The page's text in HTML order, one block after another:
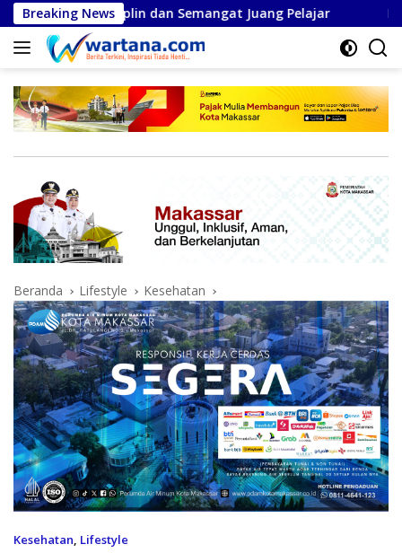
Langsung
ke
konten
Breaking News
dan Semangat Juang Pelajar Inovasi Mitigasi
Beranda Lifestyle Kesehatan
Kesehatan, Lifestyle